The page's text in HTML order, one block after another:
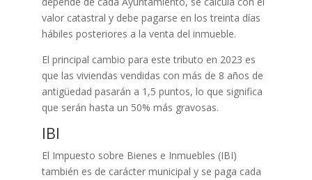
valor catastral y debe pagarse en los treinta días
hábiles posteriores a la venta del inmueble.
El principal cambio para este tributo en 2023 es
que las viviendas vendidas con más de 8 años de
antigüedad pasarán a 1,5 puntos, lo que significa
que serán hasta un 50% más gravosas.
IBI
El Impuesto sobre Bienes e Inmuebles (IBI)
también es de carácter municipal y se paga cada